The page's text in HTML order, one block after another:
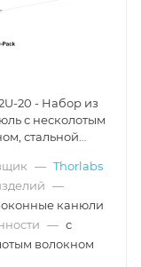
20 - Набор из
с несколотым
стальной
сердцевины
числовая
0.50, Thorlabs
— Thorlabs
—
канюли
— с
волокном